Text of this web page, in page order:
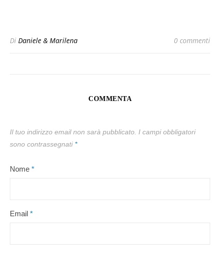
Di Daniele & Marilena 0 commenti
COMMENTA
Il tuo indirizzo email non sarà pubblicato. I campi obbligatori
sono contrassegnati *
Nome *
Email *